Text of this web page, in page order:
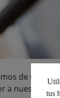
de un
a nuestrostus